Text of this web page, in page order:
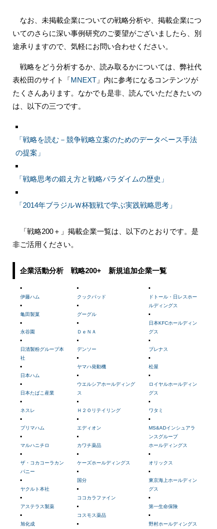
なお、未掲載企業についての戦略分析や、掲載企業につ
いてのさらに深い事例研究のご要望がございましたら、別
途承りますので、気軽にお問い合わせください。
戦略をどう分析するか、読み取るかについては、弊社代
表松田のサイト「MNEXT 」内に参考になるコンテンツが
たくさんあります。なかでも是非、読んでいただきたいの
は、以下の三つです。
「戦略を読む－競争戦略立案のためのデータベース手法
の提案」
「戦略思考の鍛え方と戦略パラダイムの歴史」
「2014年ブラジルＷ杯観戦で学ぶ実践戦略思考」
「戦略200＋」掲載企業一覧は、以下のとおりです。是
非ご活用ください。
企業活動分析 戦略200+ 新規追加企業一覧
伊藤ハム
亀田製菓
永谷園
日清製粉グループ本
社
日本ハム
日本たばこ産業
ネスレ
プリマハム
マルハニチロ
ザ・コカコーラカン
パニー
ヤクルト本社
アステラス製薬
旭化成
クックパッド
グーグル
ＤｅＮＡ
デンソー
ヤマハ発動機
ウエルシアホールディング
ス
Ｈ２Ｏリテイリング
エディオン
カワチ薬品
ケーズホールディングス
国分
ココカラファイン
コスモス薬品
ドトール・日レスホー
ルディングス
日本KFCホールディン
グス
プレナス
松屋
ロイヤルホールディン
グス
ワタミ
MS&ADインシュアラ
ンスグループ
ホールディングス
オリックス
東京海上ホールディン
グス
第一生命保険
野村ホールディングス